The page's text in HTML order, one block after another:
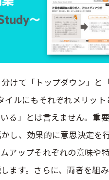
けて「トップダウン」と
イルにもそれぞれメリッ
る」とは言えません。重
し、効果的に意思決定を
アップそれぞれの意味や
ます。さらに、両者を組